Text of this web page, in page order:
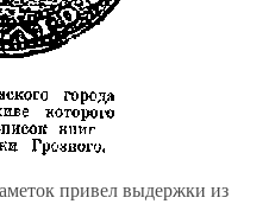
привел выдержки из